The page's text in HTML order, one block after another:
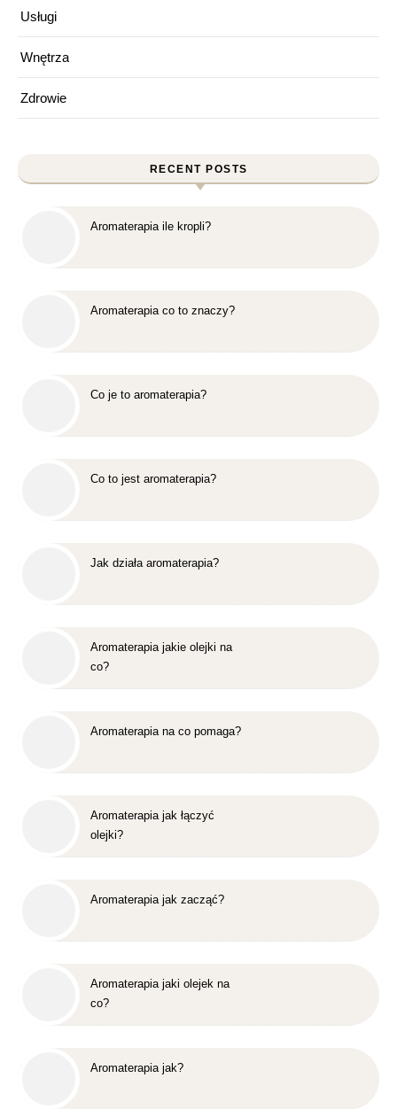
Usługi
Wnętrza
Zdrowie
RECENT POSTS
Aromaterapia ile kropli?
Aromaterapia co to znaczy?
Co je to aromaterapia?
Co to jest aromaterapia?
Jak działa aromaterapia?
Aromaterapia jakie olejki na
co?
Aromaterapia na co pomaga?
Aromaterapia jak łączyć
olejki?
Aromaterapia jak zacząć?
Aromaterapia jaki olejek na
co?
Aromaterapia jak?